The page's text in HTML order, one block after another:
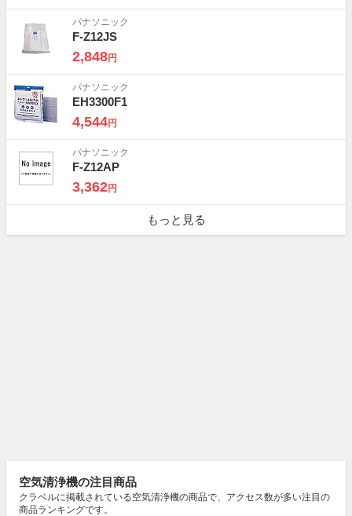
パナソニック
F-Z12JS
2,848円
パナソニック
EH3300F1
4,544円
パナソニック
F-Z12AP
3,362円
もっと見る
空気清浄機の注目商品
クラベルに掲載されている空気清浄機の商品で、アクセス数が多い注目の
商品ランキングです。